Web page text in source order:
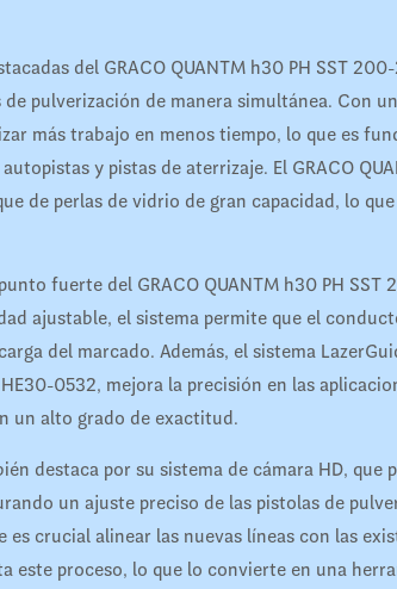
del GRACO QUANTM h30 PH SST
pulverización de manera simultánea. Con
más trabajo en menos tiempo, lo que es
y pistas de aterrizaje. El GRACO
de perlas de vidrio de gran capacidad, lo
fuerte del GRACO QUANTM h30 PH
ajustable, el sistema permite que el
del marcado. Además, el sistema
0532, mejora la precisión en las
un alto grado de exactitud.
destaca por su sistema de cámara HD,
un ajuste preciso de las pistolas de
crucial alinear las nuevas líneas con las
este proceso, lo que lo convierte en una